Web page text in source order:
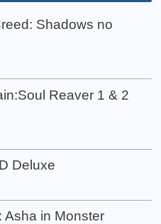
Shadows no
Reaver 1 & 2
Deluxe
Asha in Monster